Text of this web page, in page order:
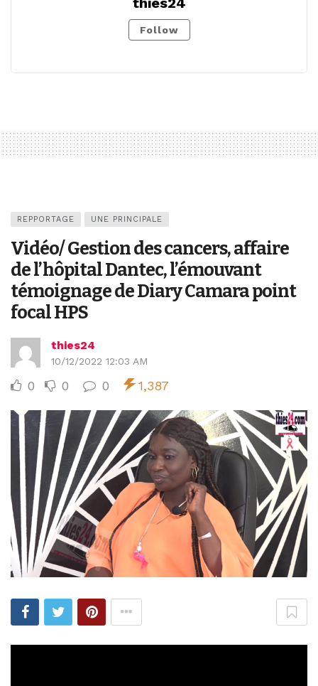
Follow
REPPORTAGE UNE PRINCIPALE
Vidéo/ Gestion des cancers, affaire
de l’hôpital Dantec, l’émouvant
témoignage de Diary Camara point
focal HPS
thies24
10/12/2022 12:03 AM
0 0 0 1,387